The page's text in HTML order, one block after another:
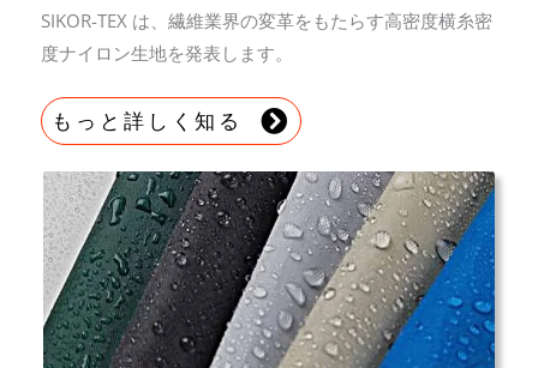
SIKOR-TEX は、繊維業界の変革をもたらす高密度横糸密
度ナイロン生地を発表します。
もっと詳しく知る